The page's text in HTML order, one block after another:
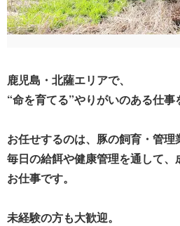
鹿児島・北薩エリアで、
“命を育てる”やりがいのある仕事
お任せするのは、豚の飼育・管理
毎日の給餌や健康管理を通して
お仕事です。
未経験の方も大歓迎。